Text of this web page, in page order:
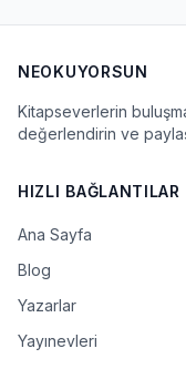
NEOKUYORSUN
Kitapseverlerin
değerlendirin ve
HIZLI BAĞLANTILAR
Ana Sayfa
Blog
Yazarlar
Yayınevleri